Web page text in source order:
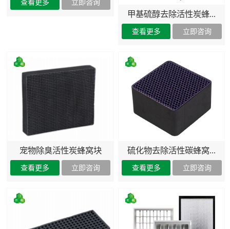
甲基硫醇去除活性炭蜂...
宠物除臭活性炭蜂窝块 硫化物去除活性碳蜂窝...